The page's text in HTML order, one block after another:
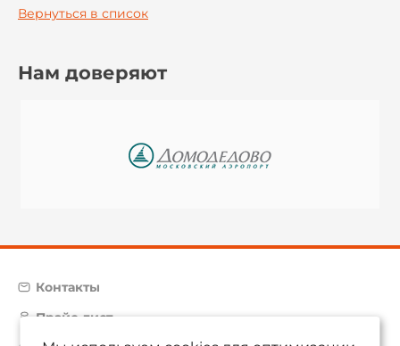
Вернуться в список
Нам доверяют
Контакты
Прайс-лист